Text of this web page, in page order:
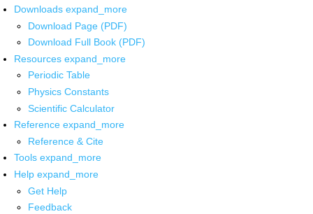
Downloads expand_more
Download Page (PDF)
Download Full Book (PDF)
Resources expand_more
Periodic Table
Physics Constants
Scientific Calculator
Reference expand_more
Reference & Cite
Tools expand_more
Help expand_more
Get Help
Feedback